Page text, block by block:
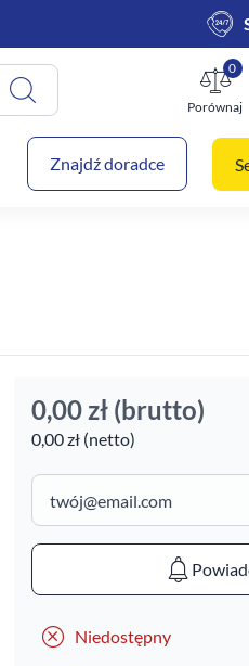
Porównaj
0
Znajdź doradce
0,00 zł (brutto)
0,00 zł (netto)
Niedostępny